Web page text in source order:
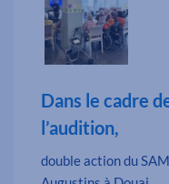
Dans le cadre
l’audition,
double action du